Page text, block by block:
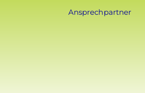
Ansprechpartner